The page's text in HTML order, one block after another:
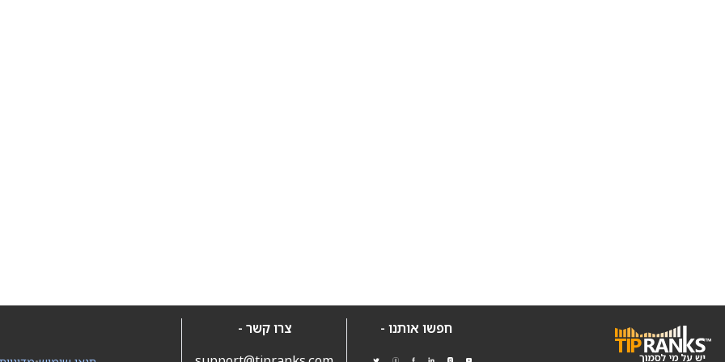
חפשו אותנו -
צרו קשר -